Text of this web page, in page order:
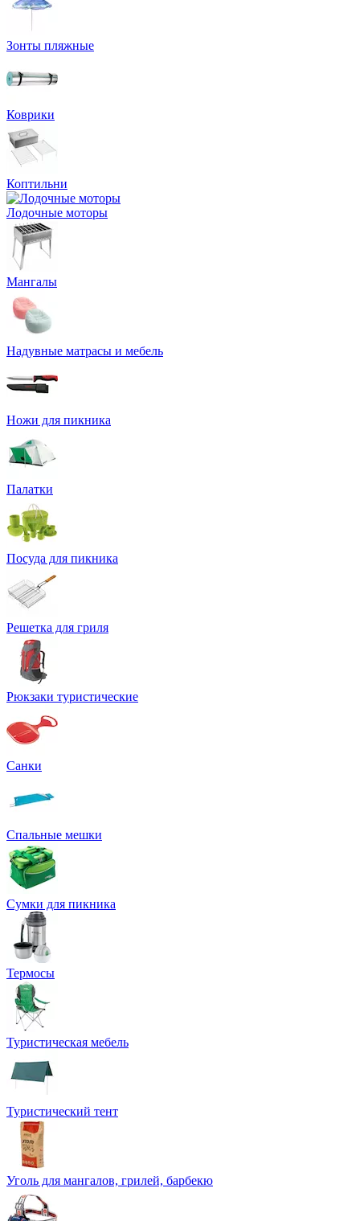
Зонты пляжные
Коврики
Коптильни
Лодочные моторы
Мангалы
Надувные матрасы и мебель
Ножи для пикника
Палатки
Посуда для пикника
Решетка для гриля
Рюкзаки туристические
Санки
Спальные мешки
Сумки для пикника
Термосы
Туристическая мебель
Туристический тент
Уголь для мангалов, грилей, барбекю